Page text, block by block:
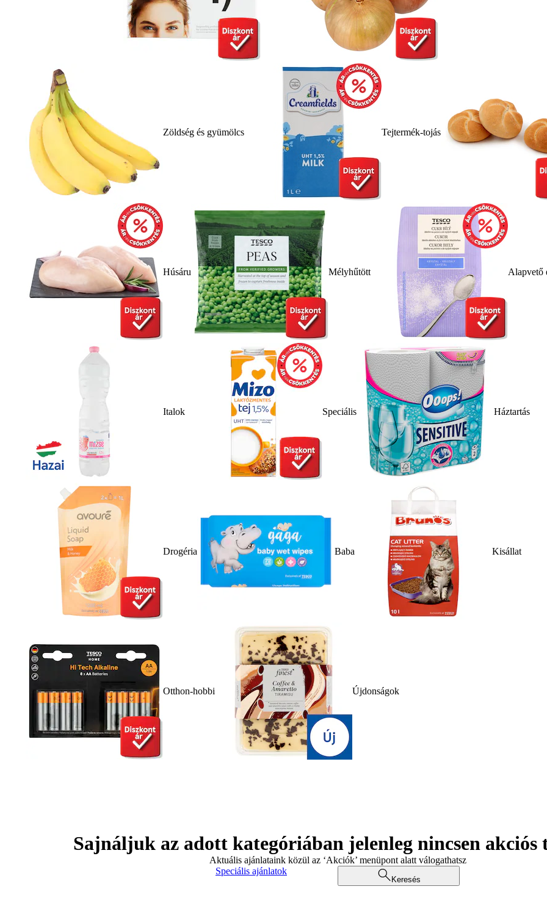
Zöldség és gyümölcs Tejtermék-tojás
Húsáru Mélyhűtött Alapvető
Italok Speciális Háztartás
Drogéria Baba Kisállat
Otthon-hobbi Újdonságok
Sajnáljuk az adott kategóriában jelenleg nincsen akciós
Aktuális ajánlataink közül az ‘Akciók’ menüpont alatt válogathatsz
Speciális ajánlatok
Keresés